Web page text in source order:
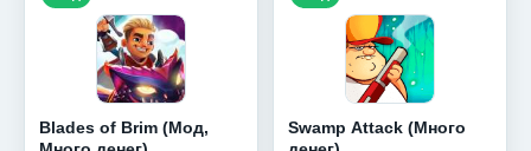
Blades of Brim (Мод,
Swamp Attack (Много